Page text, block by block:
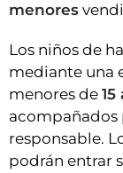
menores
Los niños de
mediante una
menores de 15
acompañados
responsable.
podrán entrar